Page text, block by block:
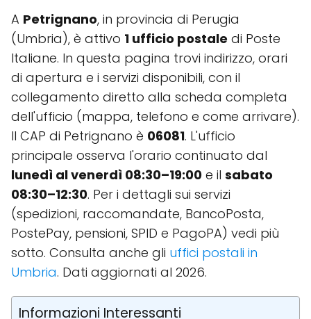
A Petrignano, in provincia di Perugia
(Umbria), è attivo 1 ufficio postale di Poste
Italiane. In questa pagina trovi indirizzo, orari
di apertura e i servizi disponibili, con il
collegamento diretto alla scheda completa
dell'ufficio (mappa, telefono e come arrivare).
Il CAP di Petrignano è 06081. L'ufficio
principale osserva l'orario continuato dal
lunedì al venerdì 08:30–19:00 e il sabato
08:30–12:30. Per i dettagli sui servizi
(spedizioni, raccomandate, BancoPosta,
PostePay, pensioni, SPID e PagoPA) vedi più
sotto. Consulta anche gli uffici postali in
Umbria. Dati aggiornati al 2026.
Informazioni Interessanti